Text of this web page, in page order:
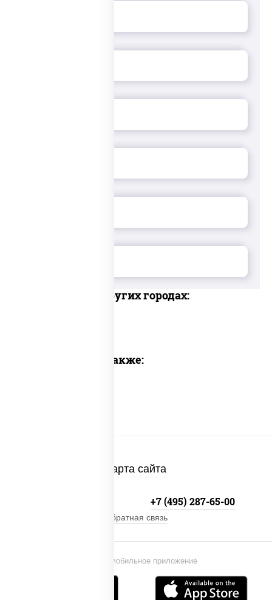
Доставка в других городах:
Предлагаем также:
Карта сайта
Установи мобильное приложение
+7 (495) 287-65-00
Обратная связь